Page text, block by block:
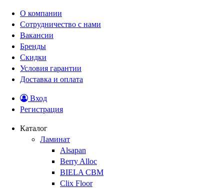
О компании
Сотрудничество с нами
Вакансии
Бренды
Скидки
Условия гарантии
Доставка и оплата
Вход
Регистрация
Каталог
Ламинат
Alsapan
Berry Alloc
BIELA CBM
Clix Floor